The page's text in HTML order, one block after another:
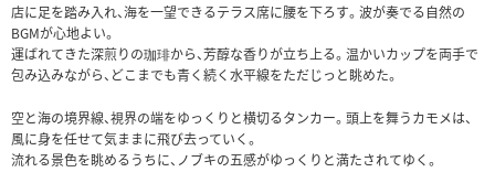
店に足を踏み入れ、海を一望できるテラス席に腰を下ろす。波が奏でる自然の
BGMが心地よい。
運ばれてきた深煎りの珈琲から、芳醇な香りが立ち上る。温かいカップを両手で
包み込みながら、どこまでも青く続く水平線をただじっと眺めた。
空と海の境界線、視界の端をゆっくりと横切るタンカー。頭上を舞うカモメは、
風に身を任せて気ままに飛び去っていく。
流れる景色を眺めるうちに、ノブキの五感がゆっくりと満たされてゆく。